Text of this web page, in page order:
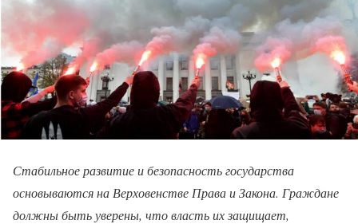
Стабильное развитие и безопасность государства
основываются на Верховенстве Права и Закона. Граждане
должны быть уверены, что власть их защищает,